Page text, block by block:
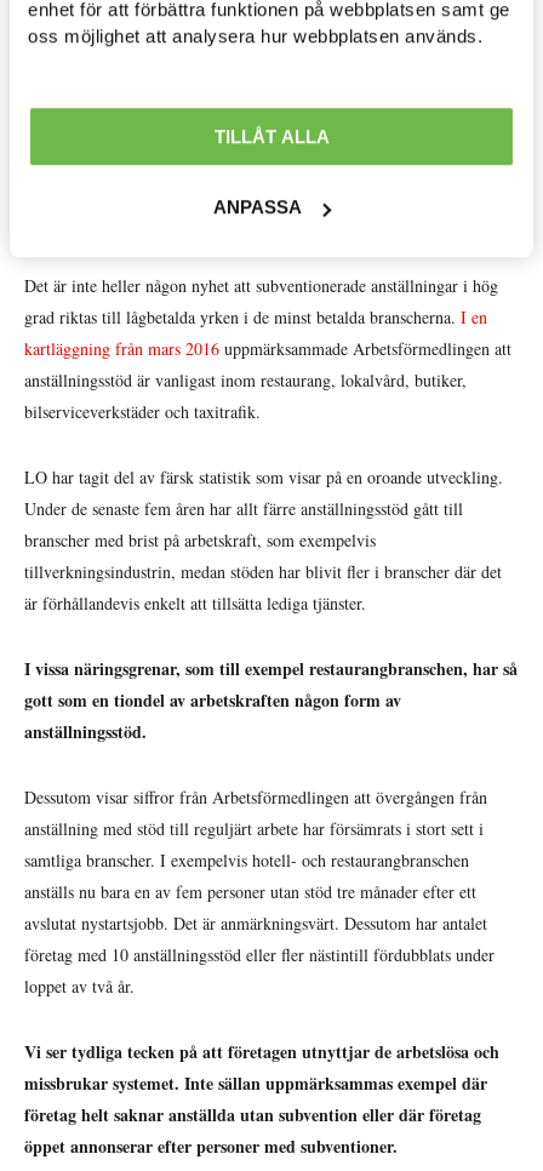
enhet för att förbättra funktionen på webbplatsen samt ge
oss möjlighet att analysera hur webbplatsen används.
TILLÅT ALLA
ANPASSA
Avtal löner & arbetsrätt »
Internationellt »
Välfärd »
Dessutom leder nystartsjobbens konstruktion, som bygger på en
står relativt sett närmare arbetsmarknaden (enligt
Anställningar med stöd riktas ofta till fel arbetsgivare
Det är inte heller någon nyhet att subventionerade anställningar i hög
grad riktas till lågbetalda yrken i de minst betalda branscherna. I en
kartläggning från mars 2016 uppmärksammade Arbetsförmedlingen att
anställningsstöd är vanligast inom restaurang, lokalvård, butiker,
bilserviceverkstäder och taxitrafik.
LO har tagit del av färsk statistik som visar på en oroande utveckling.
Under de senaste fem åren har allt färre anställningsstöd gått till
branscher med brist på arbetskraft, som exempelvis
tillverkningsindustrin, medan stöden har blivit fler i branscher där det
är förhållandevis enkelt att tillsätta lediga tjänster.
I vissa näringsgrenar, som till exempel restaurangbranschen, har så
gott som en tiondel av arbetskraften någon form av
anställningsstöd.
Dessutom visar siffror från Arbetsförmedlingen att övergången från
anställning med stöd till reguljärt arbete har försämrats i stort sett i
samtliga branscher. I exempelvis hotell- och restaurangbranschen
anställs nu bara en av fem personer utan stöd tre månader efter ett
avslutat nystartsjobb. Det är anmärkningsvärt. Dessutom har antalet
företag med 10 anställningsstöd eller fler nästintill fördubblats under
loppet av två år.
Vi ser tydliga tecken på att företagen utnyttjar de arbetslösa och
missbrukar systemet. Inte sällan uppmärksammas exempel där
företag helt saknar anställda utan subvention eller där företag
öppet annonserar efter personer med subventioner.